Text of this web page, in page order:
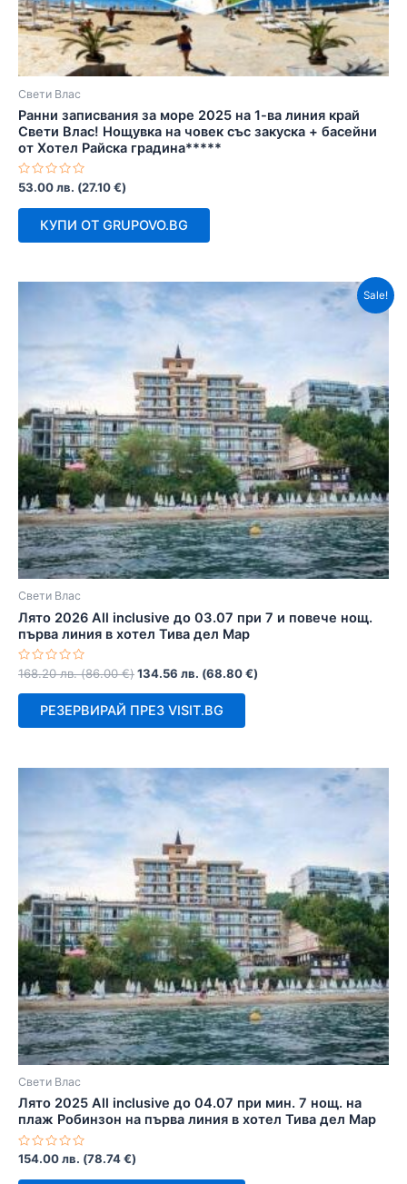
Свети Влас
Ранни записвания за море 2025 на 1-ва линия край
Свети Влас! Нощувка на човек със закуска + басейни
от Хотел Райска градина*****
Оценено
с
0
53.00лв. (27.10€)
КУПИ ОТ GRUPOVO.BG
Sale!
Свети Влас
Лято 2026 All inclusive до 03.07 при 7 и повече нощ.
първа линия в хотел Тива дел Мар
Оценено
с
0
168.20лв. (86.00€)134.56 лв. (68.80€)
РЕЗЕРВИРАЙ ПРЕЗ VISIT.BG
Свети Влас
Лято 2025 All inclusive до 04.07 при мин. 7 нощ. на
плаж Робинзон на първа линия в хотел Тива дел Мар
Оценено
0
154.00лв. (78.74€)